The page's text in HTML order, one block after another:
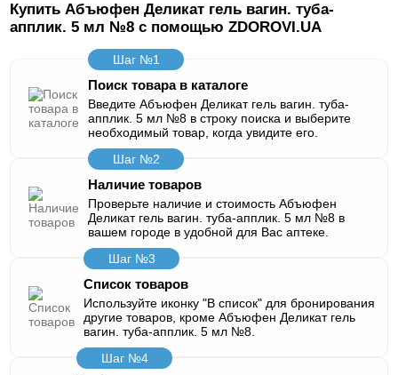
Купить Абъюфен Деликат гель вагин. туба-
апплик. 5 мл №8 с помощью ZDOROVI.UA
Шаг №1
Поиск товара в каталоге
Введите Абъюфен Деликат гель вагин. туба-
апплик. 5 мл №8 в строку поиска и выберите
необходимый товар, когда увидите его.
Шаг №2
Наличие товаров
Проверьте наличие и стоимость Абъюфен
Деликат гель вагин. туба-апплик. 5 мл №8 в
вашем городе в удобной для Вас аптеке.
Шаг №3
Список товаров
Используйте иконку "В список" для бронирования
другие товаров, кроме Абъюфен Деликат гель
вагин. туба-апплик. 5 мл №8.
Шаг №4